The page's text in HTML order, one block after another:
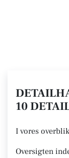
10
I vores
Oversigten